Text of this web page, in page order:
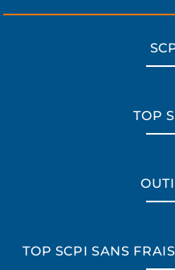
TOP
TOP SCPI SANS